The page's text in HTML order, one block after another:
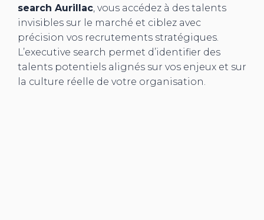
search Aurillac, vous accédez à des talents
invisibles sur le marché et ciblez avec
précision vos recrutements stratégiques.
L’executive search permet d’identifier des
talents potentiels alignés sur vos enjeux et sur
la culture réelle de votre organisation.